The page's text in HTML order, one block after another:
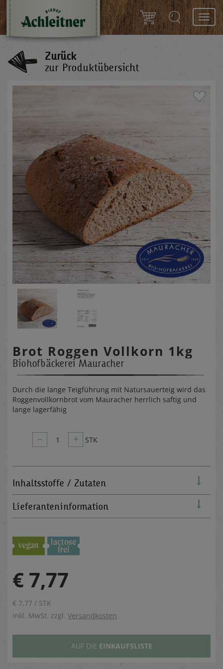
Zurück
zur Produktübersicht
Brot Roggen Vollkorn 1kg
Biohofbäckerei Mauracher
Durch die lange Teigführung mit Natursauerteig wird das
Roggenvollkornbrot vom Mauracher herrlich saftig und
lange lagerfähig
– 1 + STK
Inhaltsstoffe / Zutaten
Lieferanteninformation
€ 7,77
€ 7,77 / STK
inkl. MwSt. zzgl. Versandkosten
AUF DIE EINKAUFSLISTE